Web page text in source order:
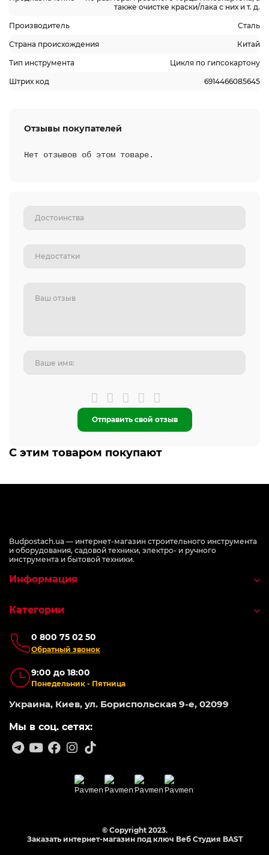
также очистке краски/лака с них и т. д.
Производитель Сталь
Страна происхождения Китай
Тип инструмента Цикля по гипсокартону
Штрих код 6914466085645
Отзывы покупателей
Нет отзывов об этом товаре.
Отправить свой отзыв
С этим товаром покупают
Budpostach.ua — интернет-магазин строительного инструмента
и оборудования, садовой техники, электро- и ручного
инструмента и бытовой техники.
0 800 75 02 50
Обратный звонок
9:00 до 18:00
Понедельник - Пятница
Украина, Киев, ул. Бориспольская 9-е, 02099
Мы в соц. сетях:
Информация
Категории
© Copyright 2023.
Заказать интернет-магазин под ключ Веб Студия BAST